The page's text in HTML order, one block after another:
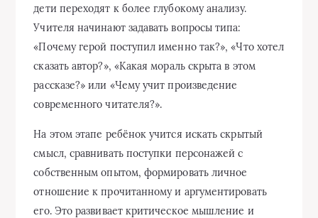
дети переходят к более глубокому анализу.
Учителя начинают задавать вопросы типа:
«Почему герой поступил именно так?», «Что хотел
сказать автор?», «Какая мораль скрыта в этом
рассказе?» или «Чему учит произведение
современного читателя?».
На этом этапе ребёнок учится искать скрытый
смысл, сравнивать поступки персонажей с
собственным опытом, формировать личное
отношение к прочитанному и аргументировать
его. Это развивает критическое мышление и